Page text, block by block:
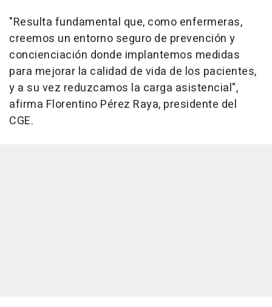
"Resulta fundamental que, como enfermeras,
creemos un entorno seguro de prevención y
concienciación donde implantemos medidas
para mejorar la calidad de vida de los pacientes,
y a su vez reduzcamos la carga asistencial",
afirma Florentino Pérez Raya, presidente del
CGE.